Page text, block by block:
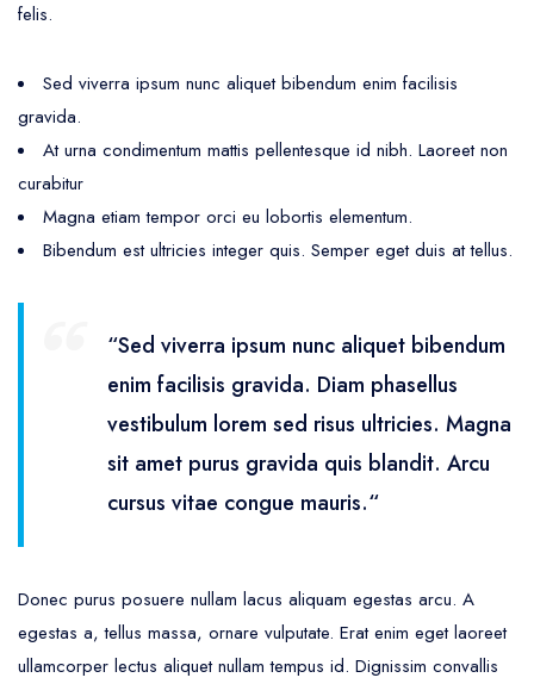
felis.
Sed viverra ipsum nunc aliquet bibendum enim facilisis
gravida.
At urna condimentum mattis pellentesque id nibh. Laoreet non
curabitur
Magna etiam tempor orci eu lobortis elementum.
Bibendum est ultricies integer quis. Semper eget duis at tellus.
“Sed viverra ipsum nunc aliquet bibendum
enim facilisis gravida. Diam phasellus
vestibulum lorem sed risus ultricies. Magna
sit amet purus gravida quis blandit. Arcu
cursus vitae congue mauris.“
Donec purus posuere nullam lacus aliquam egestas arcu. A
egestas a, tellus massa, ornare vulputate. Erat enim eget laoreet
ullamcorper lectus aliquet nullam tempus id. Dignissim convallis